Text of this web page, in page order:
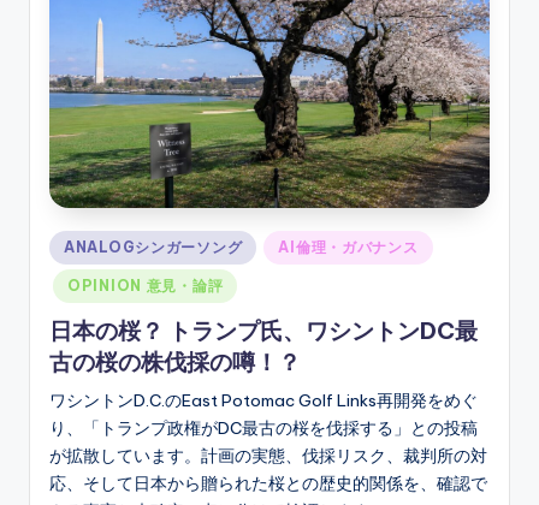
Posted
in
ANALOGシンガーソング AI倫理・ガバナンス
OPINION 意見・論評
日本の桜？ トランプ氏、ワシントンDC最
古の桜の株伐採の噂！？
ワシントンD.C.のEast Potomac Golf Links再開発をめぐ
り、「トランプ政権がDC最古の桜を伐採する」との投稿
が拡散しています。計画の実態、伐採リスク、裁判所の対
応、そして日本から贈られた桜との歴史的関係を、確認で